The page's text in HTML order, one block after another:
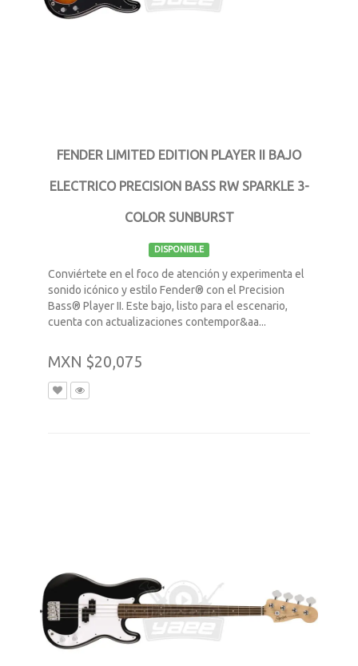
FENDER LIMITED EDITION PLAYER II BAJO
ELECTRICO PRECISION BASS RW SPARKLE 3-
COLOR SUNBURST
DISPONIBLE
Conviértete en el foco de atención y experimenta el
sonido icónico y estilo Fender® con el Precision
Bass® Player II. Este bajo, listo para el escenario,
cuenta con actualizaciones contempor&aa...
MXN $20,075